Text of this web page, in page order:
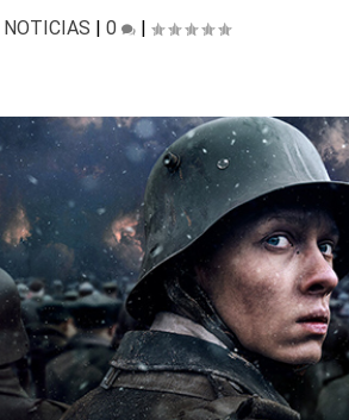
NOTICIAS |0 |